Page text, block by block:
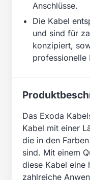
Anschlüsse.
Die Kabel
und sind für
konzipiert,
professionelle
Das Exoda
Kabel mit einer
die in den
sind. Mit einem
diese Kabel eine
zahlreiche